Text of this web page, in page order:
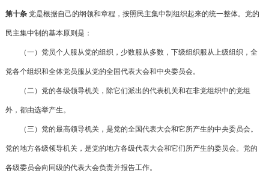
第十条 党是根据自己的纲领和章程，按照民主集中制组织起来的统一整体。党的
民主集中制的基本原则是：
（一）党员个人服从党的组织，少数服从多数，下级组织服从上级组织，全
党各个组织和全体党员服从党的全国代表大会和中央委员会。
（二）党的各级领导机关，除它们派出的代表机关和在非党组织中的党组
外，都由选举产生。
（三）党的最高领导机关，是党的全国代表大会和它所产生的中央委员会。
党的地方各级领导机关，是党的地方各级代表大会和它们所产生的委员会。党的
各级委员会向同级的代表大会负责并报告工作。